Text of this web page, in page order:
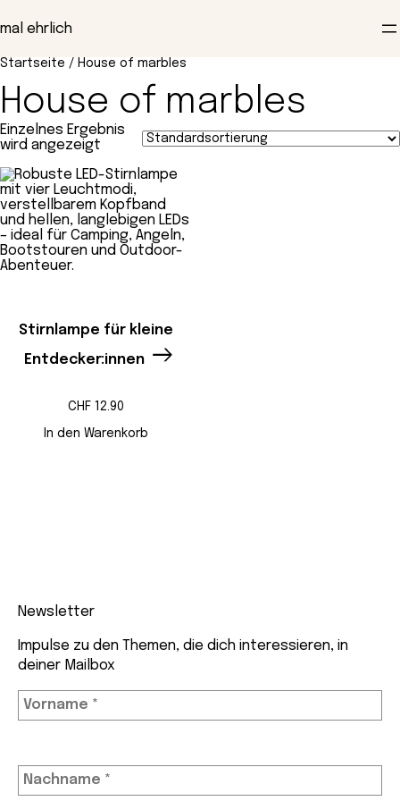
Inhalt
springen
mal ehrlich
Startseite / House of marbles
House of marbles
Einzelnes Ergebnis
wird angezeigt
Stirnlampe für kleine
Entdecker:innen
CHF 12.90
In den Warenkorb
Newsletter
Impulse zu den Themen, die dich interessieren, in
deiner Mailbox